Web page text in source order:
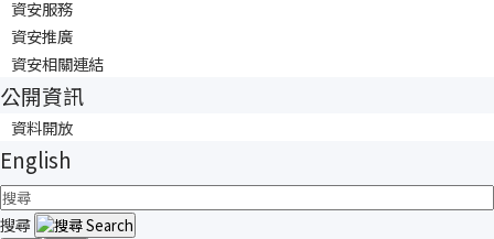
資安服務
資安推廣
資安相關連結
公開資訊
資料開放
English
搜尋